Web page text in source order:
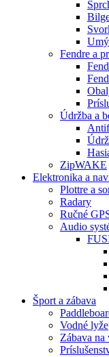
Fendre a
Údržba a
ZipWAKE
Elektronika a
Plottre a
Radary
Ručné
Audio
Šport a zábava
Vodné lyže
Zábava na